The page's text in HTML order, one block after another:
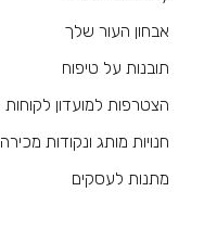
אבחון העור שלך
תובנות על טיפוח
הצטרפות למועדון לקוחות
חנויות מותג ונקודות מכירה
מתנות לעסקים